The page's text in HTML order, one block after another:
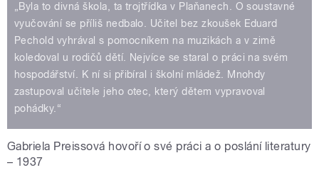
„Byla to divná škola, ta trojtřídka v Plaňanech. O soustavné
vyučování se příliš nedbalo. Učitel bez zkoušek Eduard
Pechold vyhrával s pomocníkem na muzikách a v zimě
koledoval u rodičů dětí. Nejvíce se staral o práci na svém
hospodářství. K ní si přibíral i školní mládež. Mnohdy
zastupoval učitele jeho otec, který dětem vypravoval
pohádky.“
Gabriela Preissová hovoří o své práci a o poslání literatury
– 1937